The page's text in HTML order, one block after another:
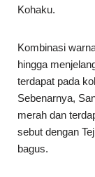
Kohaku.
Kombinasi
hingga
terdapat pada
Sebenarnya,
merah dan
sebut dengan
bagus.